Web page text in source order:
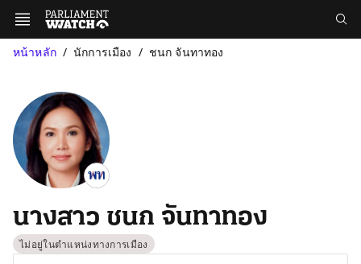
หน้าหลัก นักการเมือง ชนก จันทาทอง
นางสาว ชนก จันทาทอง
ไม่อยู่ในตำแหน่งทางการเมือง